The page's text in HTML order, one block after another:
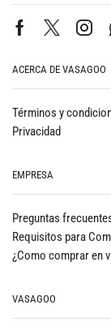
ACERCA DE VASAGOO
Términos y
Privacidad
EMPRESA
Preguntas
Requisitos para
¿Como comprar en
VASAGOO